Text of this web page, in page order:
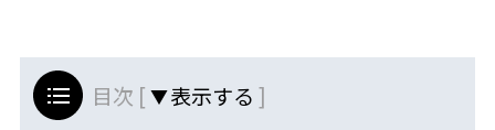
目次 [ ]